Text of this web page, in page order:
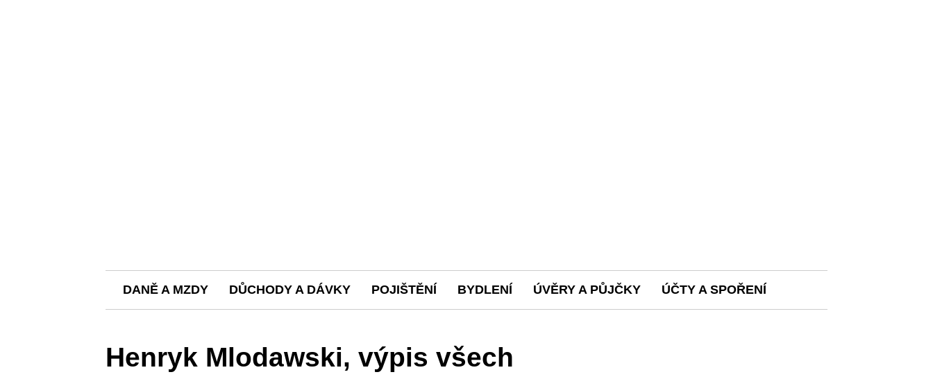
DANĚ A MZDY DŮCHODY A DÁVKY POJIŠTĚNÍ BYDLENÍ ÚVĚRY A PŮJČKY ÚČTY A SPOŘENÍ
Henryk Mlodawski, výpis všech